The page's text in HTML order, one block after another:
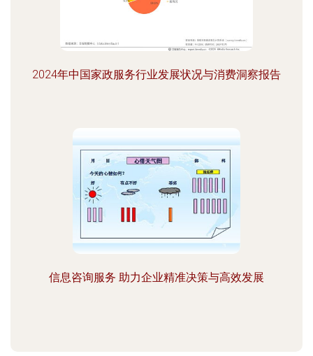
2024年中国家政服务行业发展状况与消费洞察报告
信息咨询服务 助力企业精准决策与高效发展